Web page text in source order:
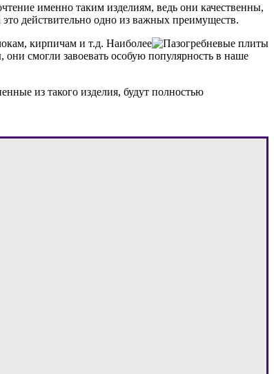
именно таким изделиям, ведь они качественны,
действительно одно из важных преимуществ.
кирпичам и т.д. Наиболее
смогли завоевать особую популярность в наше
из такого изделия, будут полностью